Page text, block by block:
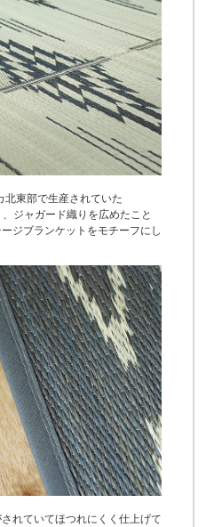
東部で生産されていた
ジャガード織りを広めたこと
ジブランケットをモチーフにし
れていてほつれにくく仕上げて